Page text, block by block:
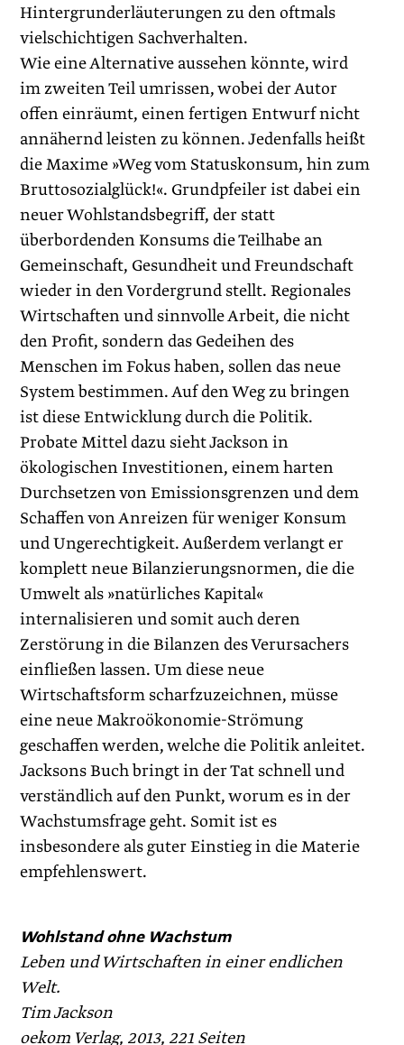
Hintergrunderläuterungen zu den oftmals
vielschichtigen Sachverhalten.
Wie eine Alternative aussehen könnte, wird
im zweiten Teil umrissen, wobei der Autor
offen einräumt, einen fertigen Entwurf nicht
annähernd leisten zu können. Jedenfalls heißt
die Maxime »Weg vom Statuskonsum, hin zum
Bruttosozialglück!«. Grundpfeiler ist dabei ein
neuer Wohlstandsbegriff, der statt
überbordenden Konsums die Teilhabe an
Gemeinschaft, Gesundheit und Freundschaft
wieder in den Vordergrund stellt. Regionales
Wirtschaften und sinnvolle Arbeit, die nicht
den Profit, sondern das Gedeihen des
Menschen im Fokus haben, sollen das neue
System bestimmen. Auf den Weg zu bringen
ist diese Entwicklung durch die Politik.
Probate Mittel dazu sieht Jackson in
ökologischen Investitionen, einem harten
Durchsetzen von Emissionsgrenzen und dem
Schaffen von Anreizen für weniger Konsum
und Ungerechtigkeit. Außerdem verlangt er
komplett neue Bilanzierungsnormen, die die
Umwelt als »natürliches Kapital«
internalisieren und somit auch deren
Zerstörung in die Bilanzen des Verursachers
einfließen lassen. Um diese neue
Wirtschaftsform scharfzuzeichnen, müsse
eine neue Makroökonomie-Strömung
geschaffen werden, welche die Politik anleitet.
Jacksons Buch bringt in der Tat schnell und
verständlich auf den Punkt, worum es in der
Wachstumsfrage geht. Somit ist es
insbesondere als guter Einstieg in die Materie
empfehlenswert.
Wohlstand ohne Wachstum
Leben und Wirtschaften in einer endlichen
Welt.
Tim Jackson
oekom Verlag, 2013, 221 Seiten